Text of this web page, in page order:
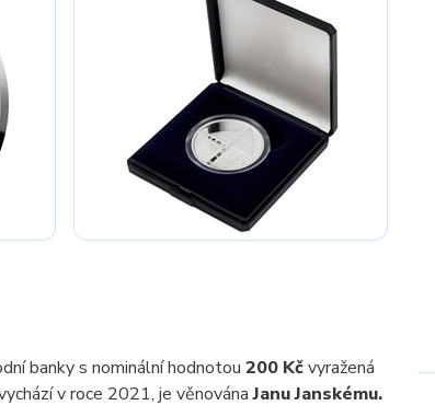
banky s nominální hodnotou 200 Kčvyražená
v roce 2021, je věnovánaJanu Janskému.